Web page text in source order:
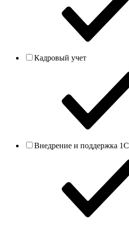
Кадровый учет
Внедрение и поддержка 1С